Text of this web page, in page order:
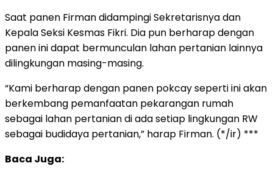
Saat panen Firman didampingi Sekretarisnya dan
Kepala Seksi Kesmas Fikri. Dia pun berharap dengan
panen ini dapat bermunculan lahan pertanian lainnya
dilingkungan masing-masing.
“Kami berharap dengan panen pokcay seperti ini akan
berkembang pemanfaatan pekarangan rumah
sebagai lahan pertanian di ada setiap lingkungan RW
sebagai budidaya pertanian,” harap Firman. (*/ir) ***
Baca Juga: